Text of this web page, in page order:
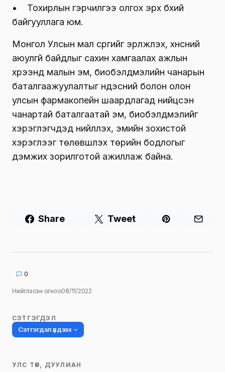
• Тохирлын гэрчилгээ олгох эрх бүхий
байгууллага юм.
Монгол Улсын мал сүргийг эрүүлжүүлэх, хүнсний
аюулгүй байдлыг сахин хамгаалах ажлын
хүрээнд малын эм, биобэлдмэлийн чанарын
баталгаажуулалтыг үндэсний болон олон
улсын фармакопейн шаардлагад нийцсэн
чанартай баталгаатай эм, биобэлдмэлийг
хэрэглэгчдэд нийлүүлэх, эмийн зохистой
хэрэглээг төлөвшүүлэх төрийн бодлогыг
дэмжих зорилготой ажиллаж байна.
Share Tweet
0
Нийтлэсэн огноо08/11/2022
СЭТГЭГДЭЛ
Сэтгэгдэл үлдээх
УЛС ТӨР, ДУУЛИАН